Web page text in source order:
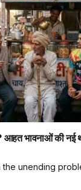
आहत भावनाओं की नई